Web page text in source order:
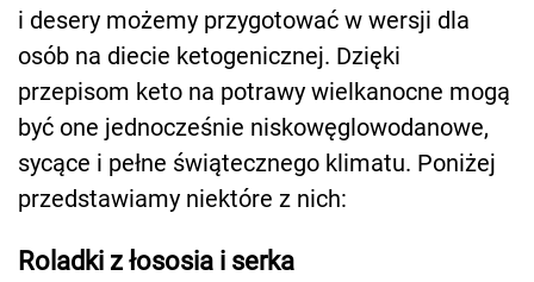
i desery możemy przygotować w wersji dla
osób na diecie ketogenicznej. Dzięki
przepisom keto na potrawy wielkanocne mogą
być one jednocześnie niskowęglowodanowe,
sycące i pełne świątecznego klimatu. Poniżej
przedstawiamy niektóre z nich:
Roladki z łososia i serka